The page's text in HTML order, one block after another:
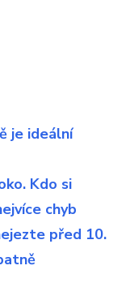
je ideální
Kdo si
chyb
před 10.